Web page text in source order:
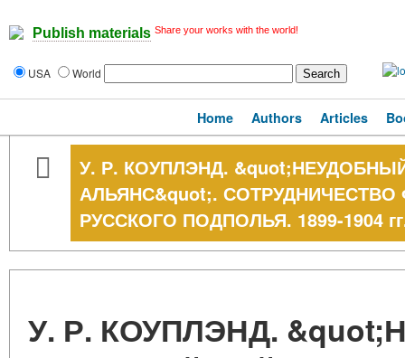
Publish materials Share your works with the world!
USA World
Home Authors Articles
У. Р. КОУПЛЭНД.
АЛЬЯНС&quot;.
РУССКОГО ПОДПОЛЬЯ. 1899-1904
У. Р. КОУПЛЭНД.